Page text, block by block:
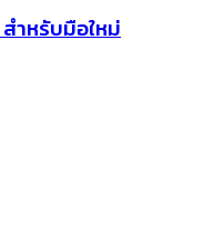
ำหรับมือใหม่